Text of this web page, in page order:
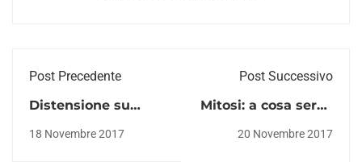
Post Precedente
Distensione su
Panca e Sindrome
18 Novembre 2017
Post Successivo
Mitosi: a cosa serve
e quali sono le sue
20 Novembre 2017